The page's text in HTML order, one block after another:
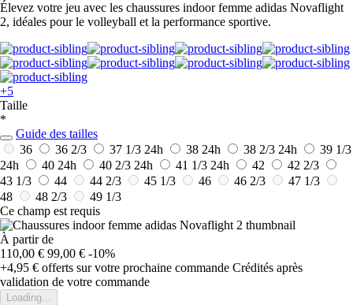
Élevez votre jeu avec les chaussures indoor femme adidas Novaflight
2, idéales pour le volleyball et la performance sportive.
+5
Taille
*
Guide des tailles
36
36 2/3 37 1/3 24h 38 24h 38 2/3 24h
39 1/3
24h
40 24h 40 2/3 24h 41 1/3 24h 42
42 2/3
43 1/3
44 44 2/3 45 1/3 46 46 2/3
47 1/3
48
48 2/3
49 1/3
Ce champ est requis
À partir de
110,00 € 99,00 € -10%
+4,95 € offerts sur votre prochaine commande Crédités après
validation de votre commande
Loading...